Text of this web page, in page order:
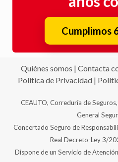
Cumplimos
Quiénes somos|Contacta
CEAUTO, Correduría de
Concertado Seguro de
Real Decreto-Ley 3/
Dispone de un Servicio de
de AUNNA Asociación, de
de